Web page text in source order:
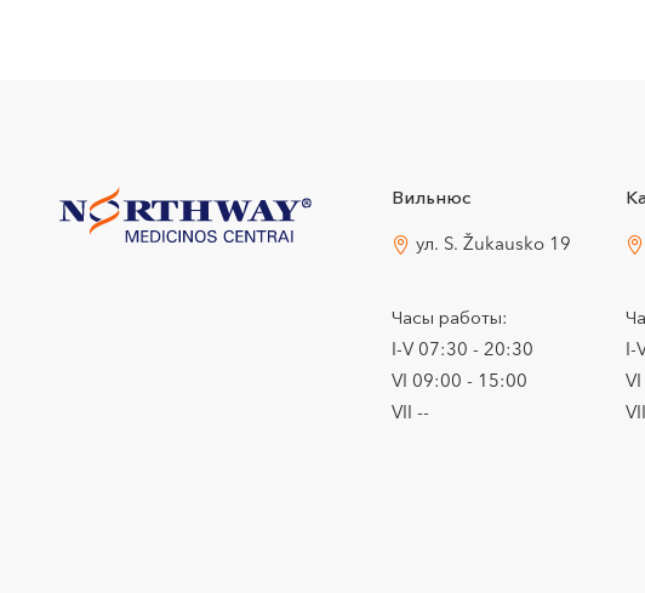
Вильнюс
ул. S. Žukausko 19
Часы работы:
I-V 07:30 - 20:30
VI 09:00 - 15:00
VII --
I-